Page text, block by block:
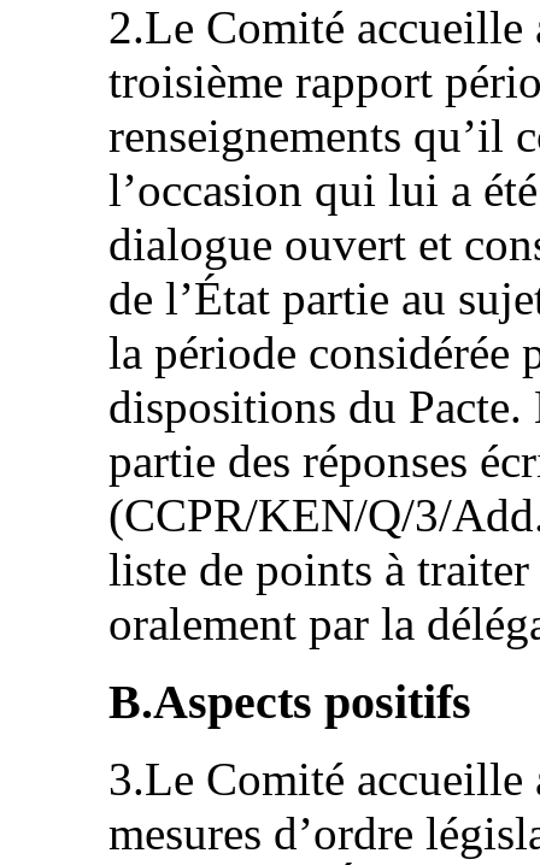
2.Le Comité accueille
troisième rapport
renseignements qu’il
l’occasion qui lui a
dialogue ouvert et
de l’État partie au
la période considérée
dispositions du
partie des réponses
(CCPR/KEN/Q/3/
liste de points à
oralement par la
B.Aspects positifs
3.Le Comité accueille
mesures d’ordre